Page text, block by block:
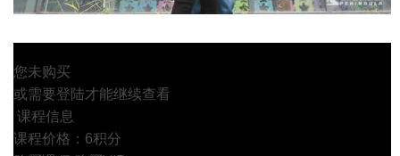
您未购买
或需要登陆才能继续查看
课程信息
课程价格：6积分